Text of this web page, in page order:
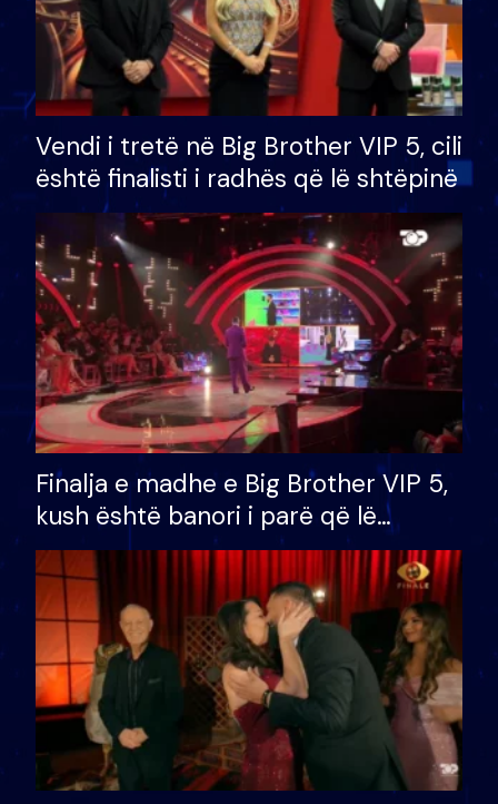
Vendi i tretë në Big Brother VIP 5, cili
është finalisti i radhës që lë shtëpinë
Finalja e madhe e Big Brother VIP 5,
kush është banori i parë që lë
shtëpinë dhe humb mundësinë për
të fituar çmimin e madh